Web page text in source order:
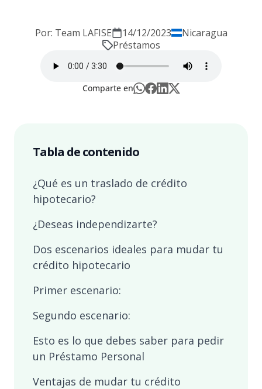
Por: Team LAFISE 14/12/2023
Nicaragua
Préstamos
Comparte en
Tabla de contenido
¿Qué es un traslado de crédito
hipotecario?
¿Deseas independizarte?
Dos escenarios ideales para mudar tu
crédito hipotecario
Primer escenario:
Segundo escenario:
Esto es lo que debes saber para pedir
un Préstamo Personal
Ventajas de mudar tu crédito